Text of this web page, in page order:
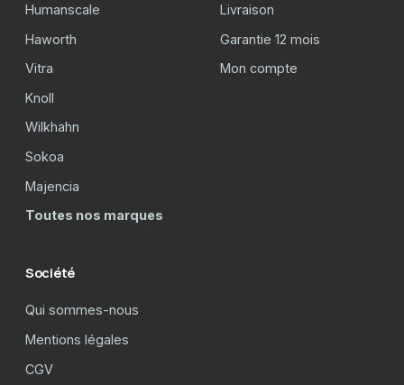
Humanscale
Haworth
Vitra
Knoll
Wilkhahn
Sokoa
Majencia
Toutes nos marques
Livraison
Garantie 12 mois
Mon compte
Société
Qui sommes-nous
Mentions légales
CGV